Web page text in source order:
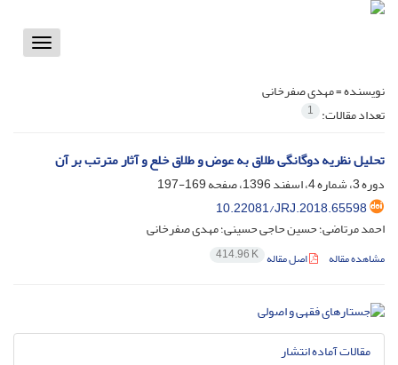
Toggle
نویسنده =مهدی صفرخانی
تعداد مقالات: 1
تحلیل نظریه دوگانگی طلاق به عوض و طلاق خلع و آثار مترتب بر آن
دوره 3، شماره 4، اسفند 1396، صفحه
169-197
10.22081/JRJ.2018.65598
احمد مرتاضی؛ حسین حاجی حسینی؛ مهدی صفرخانی
مشاهده مقاله اصل مقاله 414.96 K
مقالات آماده انتشار